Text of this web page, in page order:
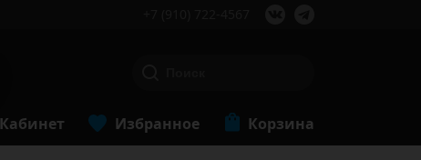
Кабинет Избранное Корзина